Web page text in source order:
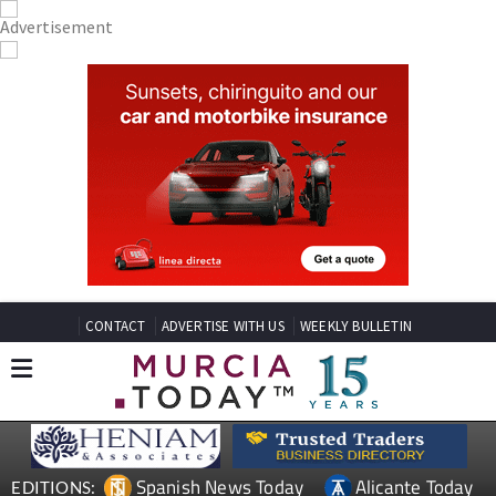
CONTACT ADVERTISE WITH US WEEKLY BULLETIN
EDITIONS: Spanish News Today Alicante Today